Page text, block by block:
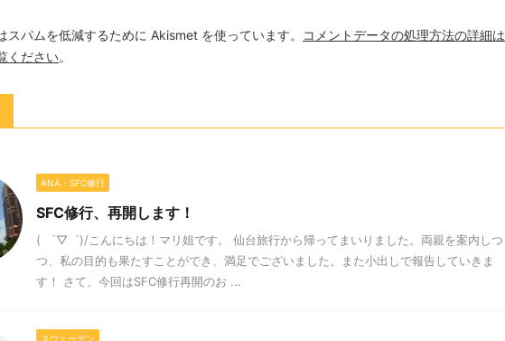
スパムを低減するために Akismet を使っています。
コメントデータの処理方法の詳細は
ください。
ANA・SFC修行
SFC修行、再開します！
( ゜▽゜)/こんにちは！マリ姐です。 仙台旅行から帰ってまいりました。両親を案内しつ
つ、私の目的も果たすことができ、満足でございました。また小出しで報告していきま
す！ さて、今回はSFC修行再開のお ...
スウェーデン